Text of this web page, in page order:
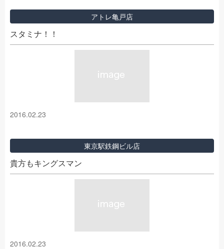
アトレ亀戸店
スタミナ！！
2016.02.23
東京駅鉄鋼ビル店
貴方もキングスマン
2016.02.23